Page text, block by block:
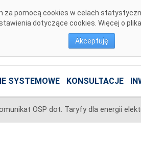
pomocą cookies w celach
dotyczące cookies. Więcej o
Akceptuję
SYSTEMOWE KONSULTACJE